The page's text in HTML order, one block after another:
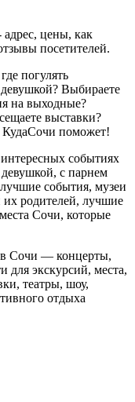
цены, как
посетителей.
погулять
Выбираете
на выходные?
выставки?
КудаСочи поможет!
событиях
с парнем
события, музеи
родителей, лучшие
Сочи, которые
Сочи — концерты,
для экскурсий, места,
театры, шоу,
отдыха